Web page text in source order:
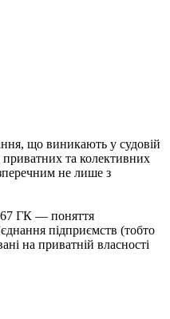
що виникають у судовій
та колективних
не лише з
ГК — поняття
підприємств (тобто
на приватній власності